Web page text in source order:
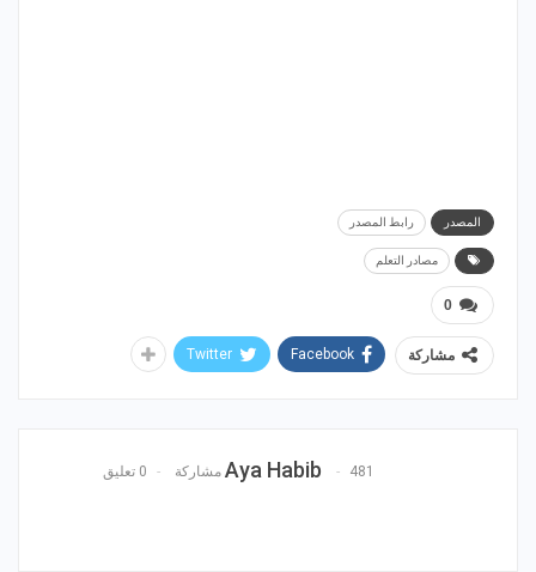
المصدر رابط المصدر
مصادر التعلم
0
مشاركة Facebook
Twitter
Aya Habib 481 مشاركة 0 تعليق